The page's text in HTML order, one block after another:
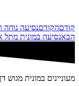
קודםהקודםנסיעה נוחה
הבאנסיעה במונית מתל
מעוניינים במונית